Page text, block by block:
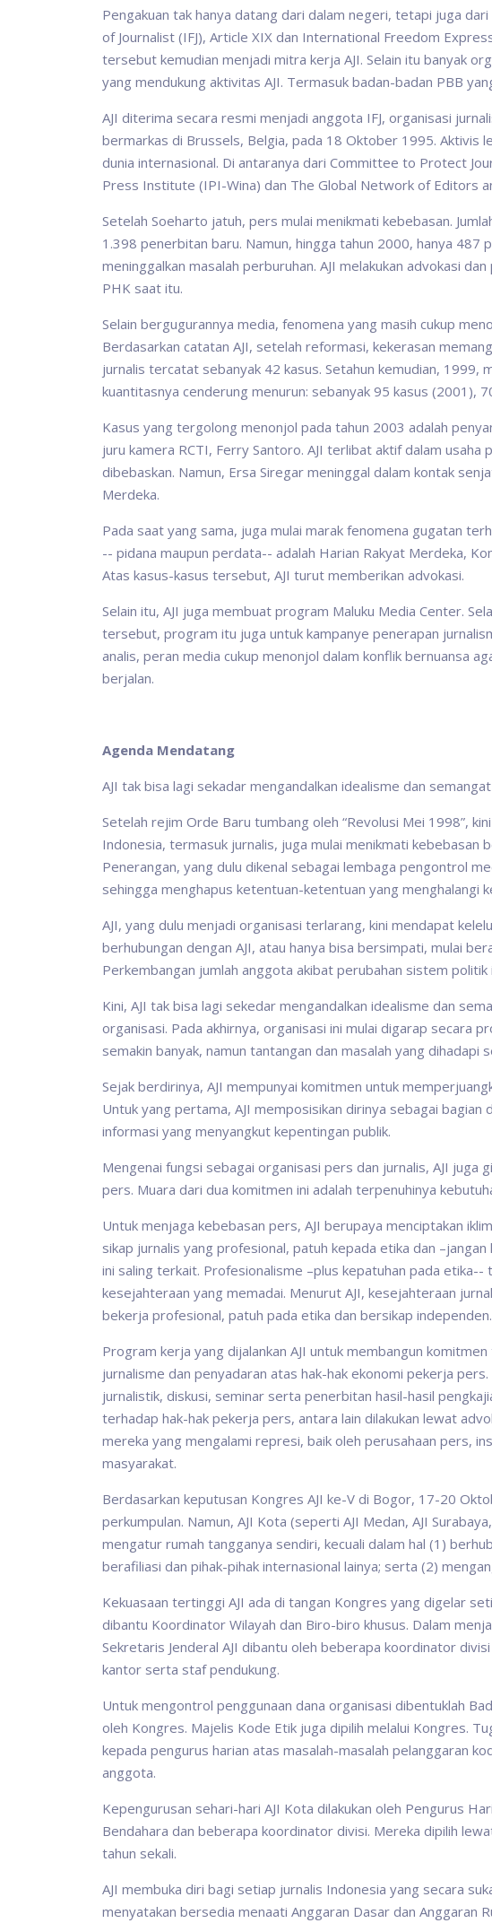
Pengakuan tak hanya datang dari dalam negeri, tetapi juga
of Journalist (IFJ), Article XIX dan International Freedom
tersebut kemudian menjadi mitra kerja AJI. Selain itu banyak
yang mendukung aktivitas AJI. Termasuk badan-badan PBB
AJI diterima secara resmi menjadi anggota IFJ, organisasi
bermarkas di Brussels, Belgia, pada 18 Oktober 1995. Aktivis
dunia internasional. Di antaranya dari Committee to Protect
Press Institute (IPI-Wina) dan The Global Network of Editors
Setelah Soeharto jatuh, pers mulai menikmati kebebasan.
1.398 penerbitan baru. Namun, hingga tahun 2000, hanya
meninggalkan masalah perburuhan. AJI melakukan advokasi
PHK saat itu.
Selain bergugurannya media, fenomena yang masih cukup
Berdasarkan catatan AJI, setelah reformasi, kekerasan
jurnalis tercatat sebanyak 42 kasus. Setahun kemudian, 1999,
kuantitasnya cenderung menurun: sebanyak 95 kasus (2001),
Kasus yang tergolong menonjol pada tahun 2003 adalah
juru kamera RCTI, Ferry Santoro. AJI terlibat aktif dalam
dibebaskan. Namun, Ersa Siregar meninggal dalam kontak
Merdeka.
Pada saat yang sama, juga mulai marak fenomena gugatan
-- pidana maupun perdata-- adalah Harian Rakyat Merdeka,
Atas kasus-kasus tersebut, AJI turut memberikan advokasi.
Selain itu, AJI juga membuat program Maluku Media Center.
tersebut, program itu juga untuk kampanye penerapan
analis, peran media cukup menonjol dalam konflik bernuansa
berjalan.
Agenda Mendatang
AJI tak bisa lagi sekadar mengandalkan idealisme dan
Setelah rejim Orde Baru tumbang oleh “Revolusi Mei 1998”,
Indonesia, termasuk jurnalis, juga mulai menikmati
Penerangan, yang dulu dikenal sebagai lembaga pengontrol
sehingga menghapus ketentuan-ketentuan yang menghalangi
AJI, yang dulu menjadi organisasi terlarang, kini mendapat
berhubungan dengan AJI, atau hanya bisa bersimpati, mulai
Perkembangan jumlah anggota akibat perubahan sistem
Kini, AJI tak bisa lagi sekedar mengandalkan idealisme dan
organisasi. Pada akhirnya, organisasi ini mulai digarap secara
semakin banyak, namun tantangan dan masalah yang dihadapi
Sejak berdirinya, AJI mempunyai komitmen untuk
Untuk yang pertama, AJI memposisikan dirinya sebagai
informasi yang menyangkut kepentingan publik.
Mengenai fungsi sebagai organisasi pers dan jurnalis, AJI juga
pers. Muara dari dua komitmen ini adalah terpenuhinya
Untuk menjaga kebebasan pers, AJI berupaya menciptakan
sikap jurnalis yang profesional, patuh kepada etika dan
ini saling terkait. Profesionalisme –plus kepatuhan pada
kesejahteraan yang memadai. Menurut AJI, kesejahteraan
bekerja profesional, patuh pada etika dan bersikap independen.
Program kerja yang dijalankan AJI untuk membangun
jurnalisme dan penyadaran atas hak-hak ekonomi pekerja
jurnalistik, diskusi, seminar serta penerbitan hasil-hasil
terhadap hak-hak pekerja pers, antara lain dilakukan lewat
mereka yang mengalami represi, baik oleh perusahaan pers,
masyarakat.
Berdasarkan keputusan Kongres AJI ke-V di Bogor, 17-20
perkumpulan. Namun, AJI Kota (seperti AJI Medan, AJI
mengatur rumah tangganya sendiri, kecuali dalam hal (1)
berafiliasi dan pihak-pihak internasional lainya; serta (2)
Kekuasaan tertinggi AJI ada di tangan Kongres yang digelar
dibantu Koordinator Wilayah dan Biro-biro khusus. Dalam
Sekretaris Jenderal AJI dibantu oleh beberapa koordinator
kantor serta staf pendukung.
Untuk mengontrol penggunaan dana organisasi dibentuklah
oleh Kongres. Majelis Kode Etik juga dipilih melalui Kongres.
kepada pengurus harian atas masalah-masalah pelanggaran
anggota.
Kepengurusan sehari-hari AJI Kota dilakukan oleh Pengurus
Bendahara dan beberapa koordinator divisi. Mereka dipilih
tahun sekali.
AJI membuka diri bagi setiap jurnalis Indonesia yang secara
menyatakan bersedia menaati Anggaran Dasar dan Anggaran